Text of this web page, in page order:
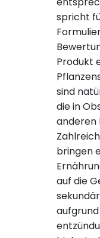
spricht
Produkt
sind
die in
anderen
bringen
auf die